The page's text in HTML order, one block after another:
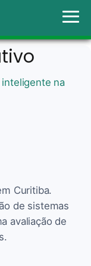
inteligente na
Curitiba.
de sistemas
avaliação de